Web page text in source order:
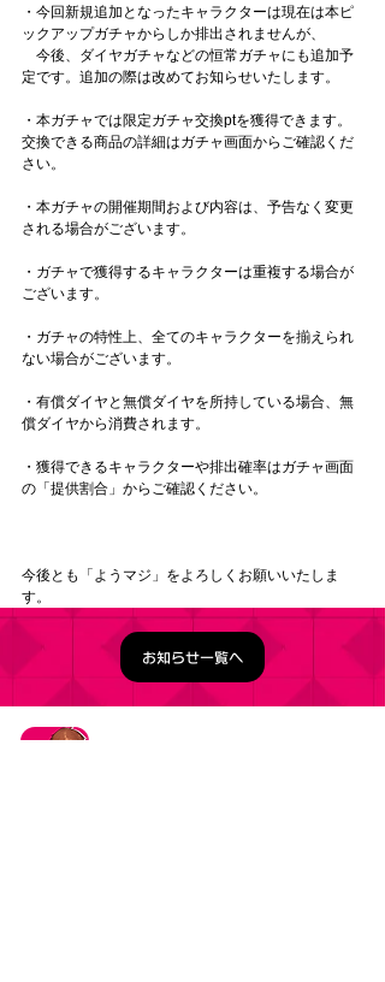
・今回新規追加となったキャラクターは現在は本ピ
ックアップガチャからしか排出されませんが、
今後、ダイヤガチャなどの恒常ガチャにも追加予
定です。追加の際は改めてお知らせいたします。
・本ガチャでは限定ガチャ交換ptを獲得できます。
交換できる商品の詳細はガチャ画面からご確認くだ
さい。
・本ガチャの開催期間および内容は、予告なく変更
される場合がございます。
・ガチャで獲得するキャラクターは重複する場合が
ございます。
・ガチャの特性上、全てのキャラクターを揃えられ
ない場合がございます。
・有償ダイヤと無償ダイヤを所持している場合、無
償ダイヤから消費されます。
・獲得できるキャラクターや排出確率はガチャ画面
の「提供割合」からご確認ください。
今後とも「ようマジ」をよろしくお願いいたしま
す。
お知らせ一覧へ